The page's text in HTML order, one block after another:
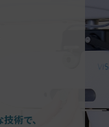
術で、